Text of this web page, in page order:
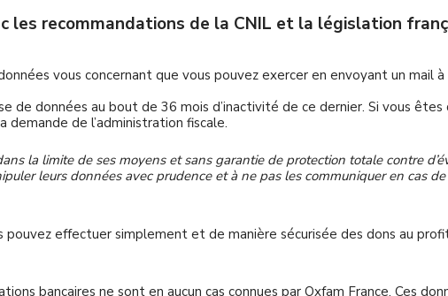
les recommandations de la CNIL et la législation
vous concernant que vous pouvez exercer en envoyant un mail à
de données au bout de 36 mois d’inactivité de ce dernier. Si vous êtes
de l’administration fiscale.
la limite de ses moyens et sans garantie de protection totale contre
leurs données avec prudence et à ne pas les communiquer en cas
effectuer simplement et de manière sécurisée des dons au profit
bancaires ne sont en aucun cas connues par Oxfam France. Ces